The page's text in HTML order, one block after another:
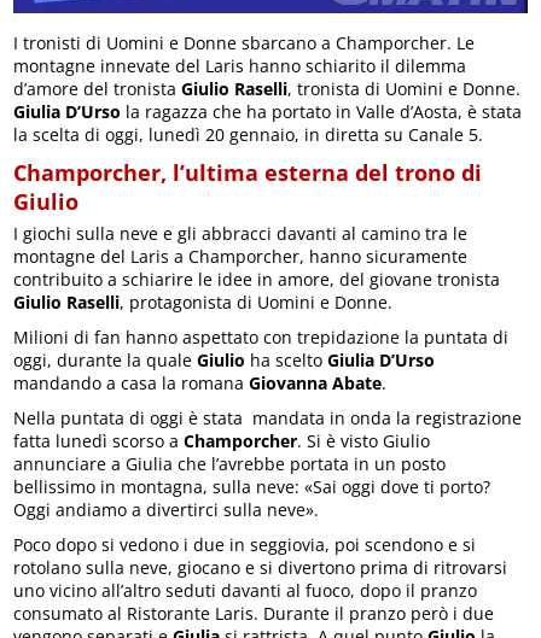
I tronisti di Uomini e Donne sbarcano a Champorcher. Le
montagne innevate del Laris hanno schiarito il dilemma
d’amore del tronistaGiulio Raselli, tronista di Uomini e Donne.
Giulia D’Urso la ragazza che ha portato in Valle d’Aosta, è stata
la scelta di oggi, lunedì 20 gennaio, in diretta su Canale 5.
Champorcher, l’ultima esterna del trono di
Giulio
I giochi sulla neve e gli abbracci davanti al camino tra le
montagne del Laris a Champorcher, hanno sicuramente
contribuito a schiarire le idee in amore, del giovane tronista
Giulio Raselli, protagonista di Uomini e Donne.
Milioni di fan hanno aspettato con trepidazione la puntata di
oggi, durante la qualeGiulio ha sceltoGiulia D’Urso
mandando a casa la romanaGiovanna Abate.
Nella puntata di oggi è stata mandata in onda la registrazione
fatta lunedì scorso aChamporcher. Si è visto Giulio
annunciare a Giulia che l’avrebbe portata in un posto
bellissimo in montagna, sulla neve: «Sai oggi dove ti porto?
Oggi andiamo a divertirci sulla neve».
Poco dopo si vedono i due in seggiovia, poi scendono e si
rotolano sulla neve, giocano e si divertono prima di ritrovarsi
uno vicino all’altro seduti davanti al fuoco, dopo il pranzo
consumato al Ristorante Laris. Durante il pranzo però i due